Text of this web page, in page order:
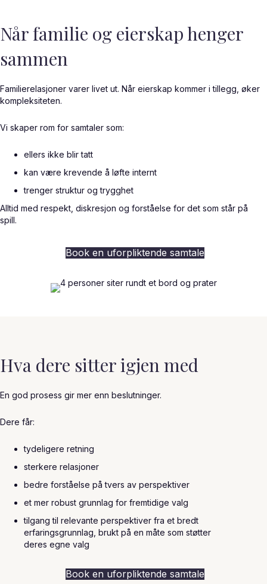
Når familie og eierskap henger
sammen
Familierelasjoner varer livet ut. Når eierskap kommer i tillegg, øker
kompleksiteten.
Vi skaper rom for samtaler som:
ellers ikke blir tatt
kan være krevende å løfte internt
trenger struktur og trygghet
Alltid med respekt, diskresjon og forståelse for det som står på
spill.
Book en uforpliktende samtale
Hva dere sitter igjen med
En god prosess gir mer enn beslutninger.
Dere får:
tydeligere retning
sterkere relasjoner
bedre forståelse på tvers av perspektiver
et mer robust grunnlag for fremtidige valg
tilgang til relevante perspektiver fra et bredt
erfaringsgrunnlag, brukt på en måte som støtter
deres egne valg
Book en uforpliktende samtale